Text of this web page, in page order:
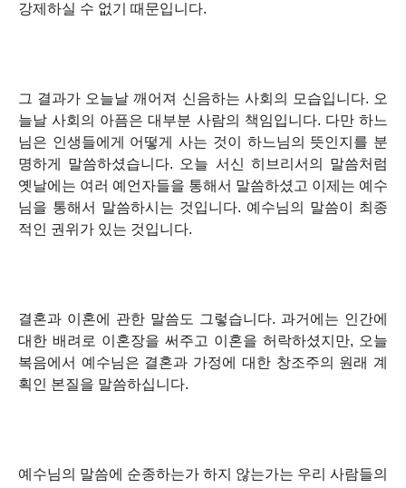
강제하실 수 없기 때문입니다.
그 결과가 오늘날 깨어져 신음하는 사회의 모습입니다. 오
늘날 사회의 아픔은 대부분 사람의 책임입니다. 다만 하느
님은 인생들에게 어떻게 사는 것이 하느님의 뜻인지를 분
명하게 말씀하셨습니다. 오늘 서신 히브리서의 말씀처럼
옛날에는 여러 예언자들을 통해서 말씀하셨고 이제는 예수
님을 통해서 말씀하시는 것입니다. 예수님의 말씀이 최종
적인 권위가 있는 것입니다.
결혼과 이혼에 관한 말씀도 그렇습니다. 과거에는 인간에
대한 배려로 이혼장을 써주고 이혼을 허락하셨지만, 오늘
복음에서 예수님은 결혼과 가정에 대한 창조주의 원래 계
획인 본질을 말씀하십니다.
예수님의 말씀에 순종하는가 하지 않는가는 우리 사람들의